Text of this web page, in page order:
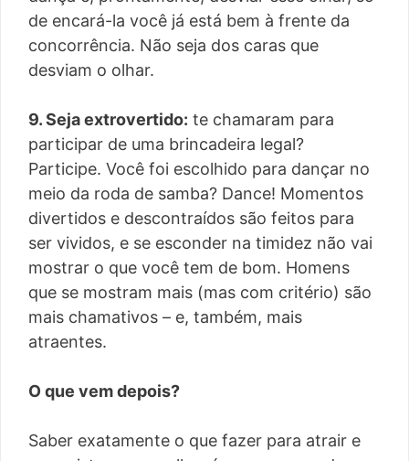
de encará-la você já está bem à frente da
concorrência. Não seja dos caras que
desviam o olhar.
9. Seja extrovertido: te chamaram para
participar de uma brincadeira legal?
Participe. Você foi escolhido para dançar no
meio da roda de samba? Dance! Momentos
divertidos e descontraídos são feitos para
ser vividos, e se esconder na timidez não vai
mostrar o que você tem de bom. Homens
que se mostram mais (mas com critério) são
mais chamativos – e, também, mais
atraentes.
O que vem depois?
Saber exatamente o que fazer para atrair e